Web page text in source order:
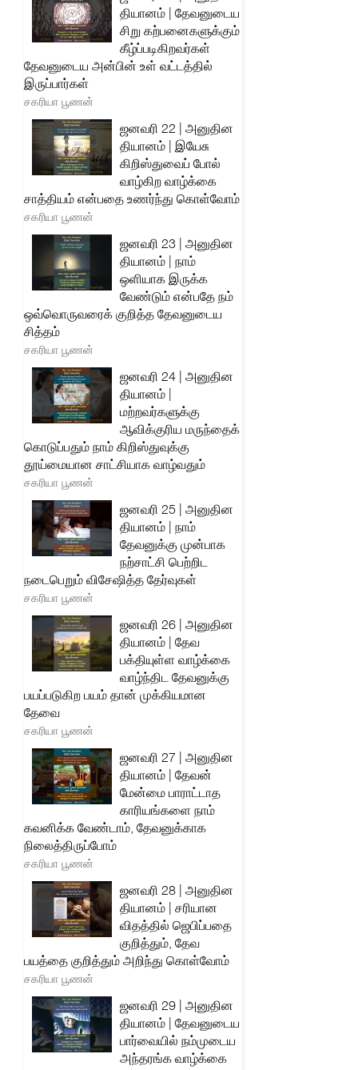
தியானம் | தேவனுடைய
சிறு கற்பனைகளுக்கும்
கீழ்ப்படிகிறவர்கள்
தேவனுடைய அன்பின் உள் வட்டத்தில்
இருப்பார்கள்
சகரியா பூணன்
ஜனவரி 22 | அனுதின
தியானம் | இயேசு
கிறிஸ்துவைப் போல்
வாழ்கிற வாழ்க்கை
சாத்தியம் என்பதை உணர்ந்து கொள்வோம்
சகரியா பூணன்
ஜனவரி 23 | அனுதின
தியானம் | நாம்
ஒளியாக இருக்க
வேண்டும் என்பதே நம்
ஒவ்வொருவரைக் குறித்த தேவனுடைய
சித்தம்
சகரியா பூணன்
ஜனவரி 24 | அனுதின
தியானம் |
மற்றவர்களுக்கு
ஆவிக்குரிய மருந்தைக்
கொடுப்பதும் நாம் கிறிஸ்துவுக்கு
தூய்மையான சாட்சியாக வாழ்வதும்
சகரியா பூணன்
ஜனவரி 25 | அனுதின
தியானம் | நாம்
தேவனுக்கு முன்பாக
நற்சாட்சி பெற்றிட
நடைபெறும் விசேஷித்த தேர்வுகள்
சகரியா பூணன்
ஜனவரி 26 | அனுதின
தியானம் | தேவ
பக்தியுள்ள வாழ்க்கை
வாழ்ந்திட தேவனுக்கு
பயப்படுகிற பயம் தான் முக்கியமான
தேவை
சகரியா பூணன்
ஜனவரி 27 | அனுதின
தியானம் | தேவன்
மேன்மை பாராட்டாத
காரியங்களை நாம்
கவனிக்க வேண்டாம், தேவனுக்காக
நிலைத்திருப்போம்
சகரியா பூணன்
ஜனவரி 28 | அனுதின
தியானம் | சரியான
விதத்தில் ஜெபிப்பதை
குறித்தும், தேவ
பயத்தை குறித்தும் அறிந்து கொள்வோம்
சகரியா பூணன்
ஜனவரி 29 | அனுதின
தியானம் | தேவனுடைய
பார்வையில் நம்முடைய
அந்தரங்க வாழ்க்கை